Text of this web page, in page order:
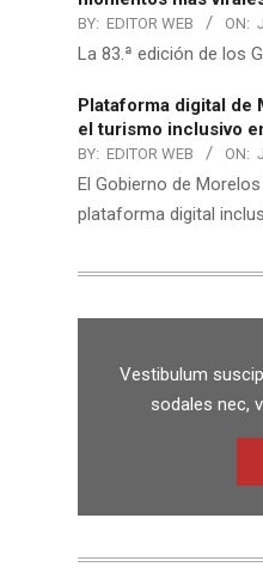
BY: EDITOR WEB ON:
La 83.ª edición de los
Plataforma digital de
el turismo inclusivo
BY: EDITOR WEB ON:
El Gobierno de
plataforma digital
Vestibulum
sodales nec,